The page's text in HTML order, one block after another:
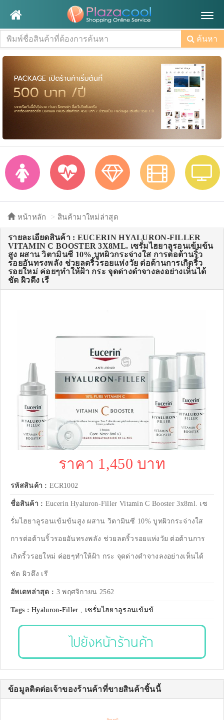
ค้นหา
หน้าหลัก สินค้ามาใหม่ล่าสุด
รายละเอียดสินค้า : EUCERIN HYALURON-FILLER
VITAMIN C BOOSTER 3X8ML. เซรั่มไฮยาลูรอนเข้มข้น
สูง ผสาน วิตามินซี 10% บูทผิวกระจ่างใส การต่อต้านริ้ว
รอยอันทรงพลัง ช่วยลดริ้วรอยแห่งวัย ต่อต้านการเกิดริ้ว
รอยใหม่ ค่อยๆทำให้ฝ้า กระ จุดด่างดำจางลงอย่างเห็นได้
ชัด ผิวตึง เรี
ราคา 1,450 บาท
รหัสสินค้า : ECR1002
ชื่อสินค้า : Eucerin Hyaluron-Filler Vitamin C Booster 3x8ml. เซ
รั่มไฮยาลูรอนเข้มข้นสูง ผสาน วิตามินซี 10% บูทผิวกระจ่างใส
การต่อต้านริ้วรอยอันทรงพลัง ช่วยลดริ้วรอยแห่งวัย ต่อต้านการ
เกิดริ้วรอยใหม่ ค่อยๆทำให้ฝ้า กระ จุดด่างดำจางลงอย่างเห็นได้
ชัด ผิวตึง เรี
อัพเดทล่าสุด : 3 พฤศจิกายน 2562
Tags :Hyaluron-Filler , เซรั่มไฮยาลูรอนเข้มข้
ไปยังหน้าร้านค้า
ข้อมูลติดต่อเจ้าของร้านค้าที่ขายสินค้าชิ้นนี้